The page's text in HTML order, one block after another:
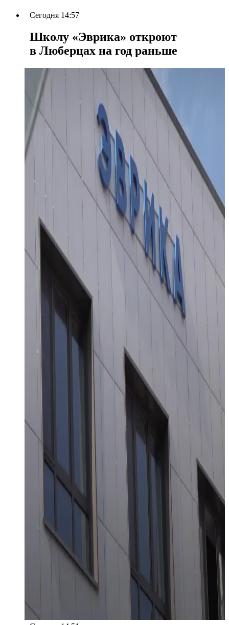
Сегодня 14:57
Школу «Эврика» откроют
в Люберцах на год раньше